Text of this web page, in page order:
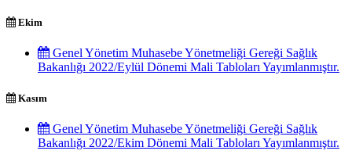
Ekim
Genel Yönetim Muhasebe Yönetmeliği Gereği Sağlık
Bakanlığı 2022/Eylül Dönemi Mali Tabloları Yayımlanmıştır.
Kasım
Genel Yönetim Muhasebe Yönetmeliği Gereği Sağlık
Bakanlığı 2022/Ekim Dönemi Mali Tabloları Yayımlanmıştır.